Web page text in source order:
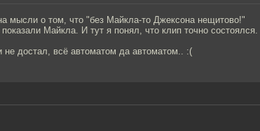
мысли о том, что "без Майкла-то Джексона нещитово!"
Майкла. И тут я понял, что клип точно состоялся.
не достал, всё автоматом да автоматом.. :(